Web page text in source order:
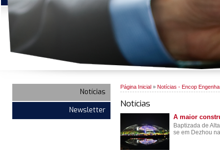
Notícias
Newsletter
Página Inicial » Notícias - Encop
Notícias
A maior
Baptizada de
se em Dezhou